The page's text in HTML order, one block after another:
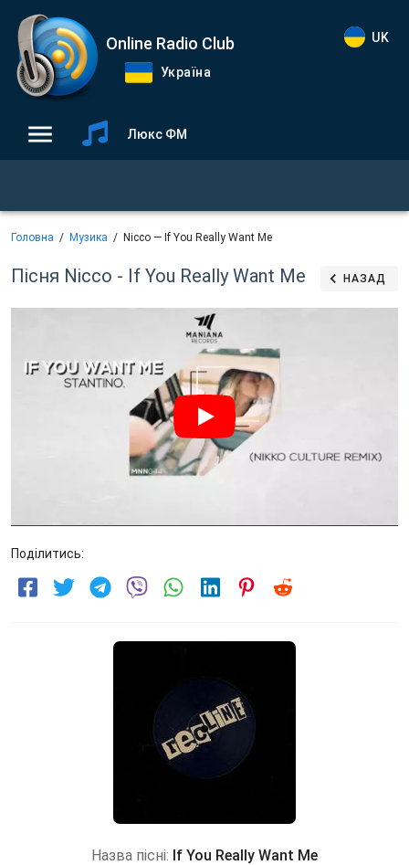
Online Radio Club
Україна
UK
Люкс ФМ
Головна Музика Nicco — If You Really Want Me
Пісня Nicco - If You Really Want Me НАЗАД
Поділитись:
Назва пісні: If You Really Want Me